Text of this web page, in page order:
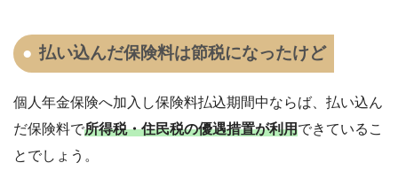
払い込んだ保険料は節税になったけど
個人年金保険へ加入し保険料払込期間中ならば、払い込ん
だ保険料で所得税・住民税の優遇措置が利用できているこ
とでしょう。